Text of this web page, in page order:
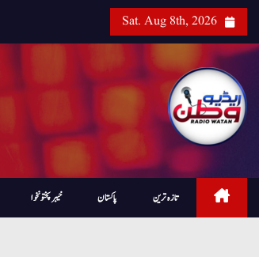
i
Sat. Aug 8th, 2026
تازہ ترین پاکستان خیبرپختونخوا